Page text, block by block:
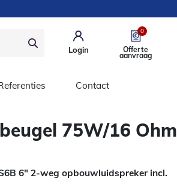
Login
0
Offerte
aanvraag
Contact
75W/16 Ohm
6″ 2-weg opbouwluidspreker incl.